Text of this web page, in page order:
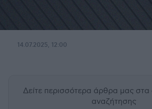
14.07.2025, 12:00
Δείτε περισσότερα άρθρα μας στα
αναζήτησης